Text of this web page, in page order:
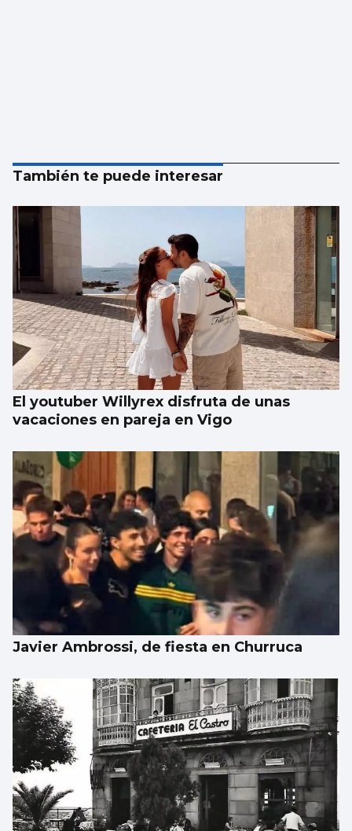
También te puede interesar
El youtuber Willyrex disfruta de unas
vacaciones en pareja en Vigo
Javier Ambrossi, de fiesta en Churruca